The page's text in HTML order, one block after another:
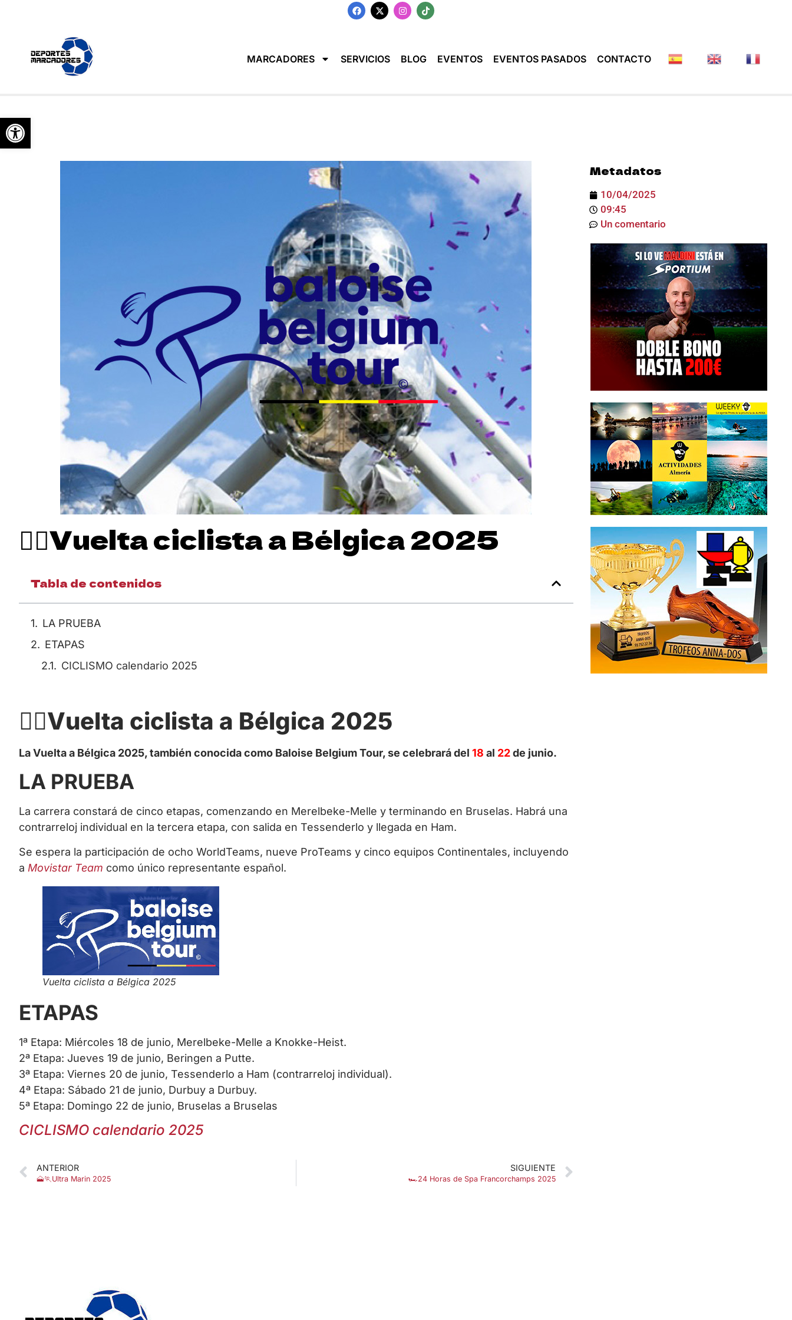
Abrir barra de herramientas
MARCADORES SERVICIOS BLOG EVENTOS EVENTOS PASADOS CONTACTO
🚴‍♀️Vuelta ciclista a Bélgica 2025
Tabla de contenidos
LA PRUEBA
ETAPAS
CICLISMO calendario 2025
🚴‍♀️Vuelta ciclista a Bélgica 2025
La Vuelta a Bélgica 2025, también conocida como Baloise Belgium Tour, se celebrará del 18 al 22de junio.
LA PRUEBA
La carrera constará de cinco etapas, comenzando en Merelbeke-Melle y terminando en Bruselas. Habrá una
contrarreloj individual en la tercera etapa, con salida en Tessenderlo y llegada en Ham.
Se espera la participación de ocho WorldTeams, nueve ProTeams y cinco equipos Continentales, incluyendo
a Movistar Team como único representante español.
Vuelta ciclista a Bélgica 2025
ETAPAS
1ª Etapa: Miércoles 18 de junio, Merelbeke-Melle a Knokke-Heist.
2ª Etapa: Jueves 19 de junio, Beringen a Putte.
3ª Etapa: Viernes 20 de junio, Tessenderlo a Ham (contrarreloj individual).
4ª Etapa: Sábado 21 de junio, Durbuy a Durbuy.
5ª Etapa: Domingo 22 de junio, Bruselas a Bruselas
CICLISMO calendario 2025
ANTERIOR
🗻🏃Ultra Marin 2025
SIGUIENTE
🏎️24 Horas de Spa Francorchamps 2025
Metadatos
10/04/2025
09:45
Un comentario